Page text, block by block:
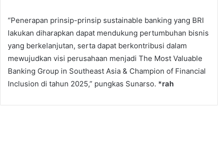
“Penerapan prinsip-prinsip sustainable banking yang BRI
lakukan diharapkan dapat mendukung pertumbuhan bisnis
yang berkelanjutan, serta dapat berkontribusi dalam
mewujudkan visi perusahaan menjadi The Most Valuable
Banking Group in Southeast Asia & Champion of Financial
Inclusion di tahun 2025,” pungkas Sunarso. *rah